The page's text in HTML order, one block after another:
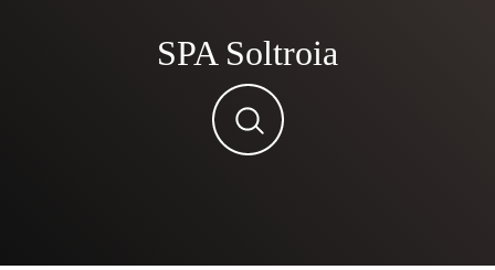
SPA Soltroia